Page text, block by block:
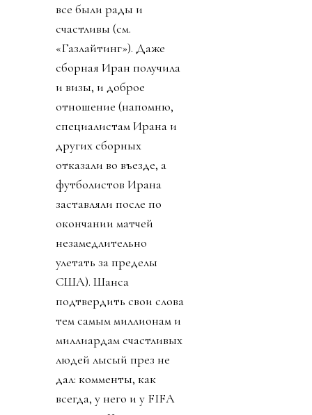
все были рады и
счастливы (см.
«Газлайтинг»). Даже
сборная Иран получила
и визы, и доброе
отношение (напомню,
специалистам Ирана и
других сборных
отказали во въезде, а
футболистов Ирана
заставляли после по
окончании матчей
незамедлительно
улетать за пределы
США). Шанса
подтвердить свои слова
тем самым миллионам и
миллиардам счастливых
людей лысый през не
дал: комменты, как
всегда, у него и у FIFA